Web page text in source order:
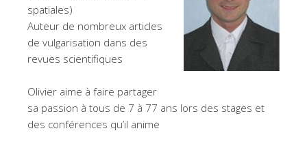
spatiales)
Auteur de nombreux articles
de vulgarisation dans des
revues scientifiques
Olivier aime à faire partager
sa passion à tous de 7 à 77 ans lors des stages et
des conférences qu’il anime